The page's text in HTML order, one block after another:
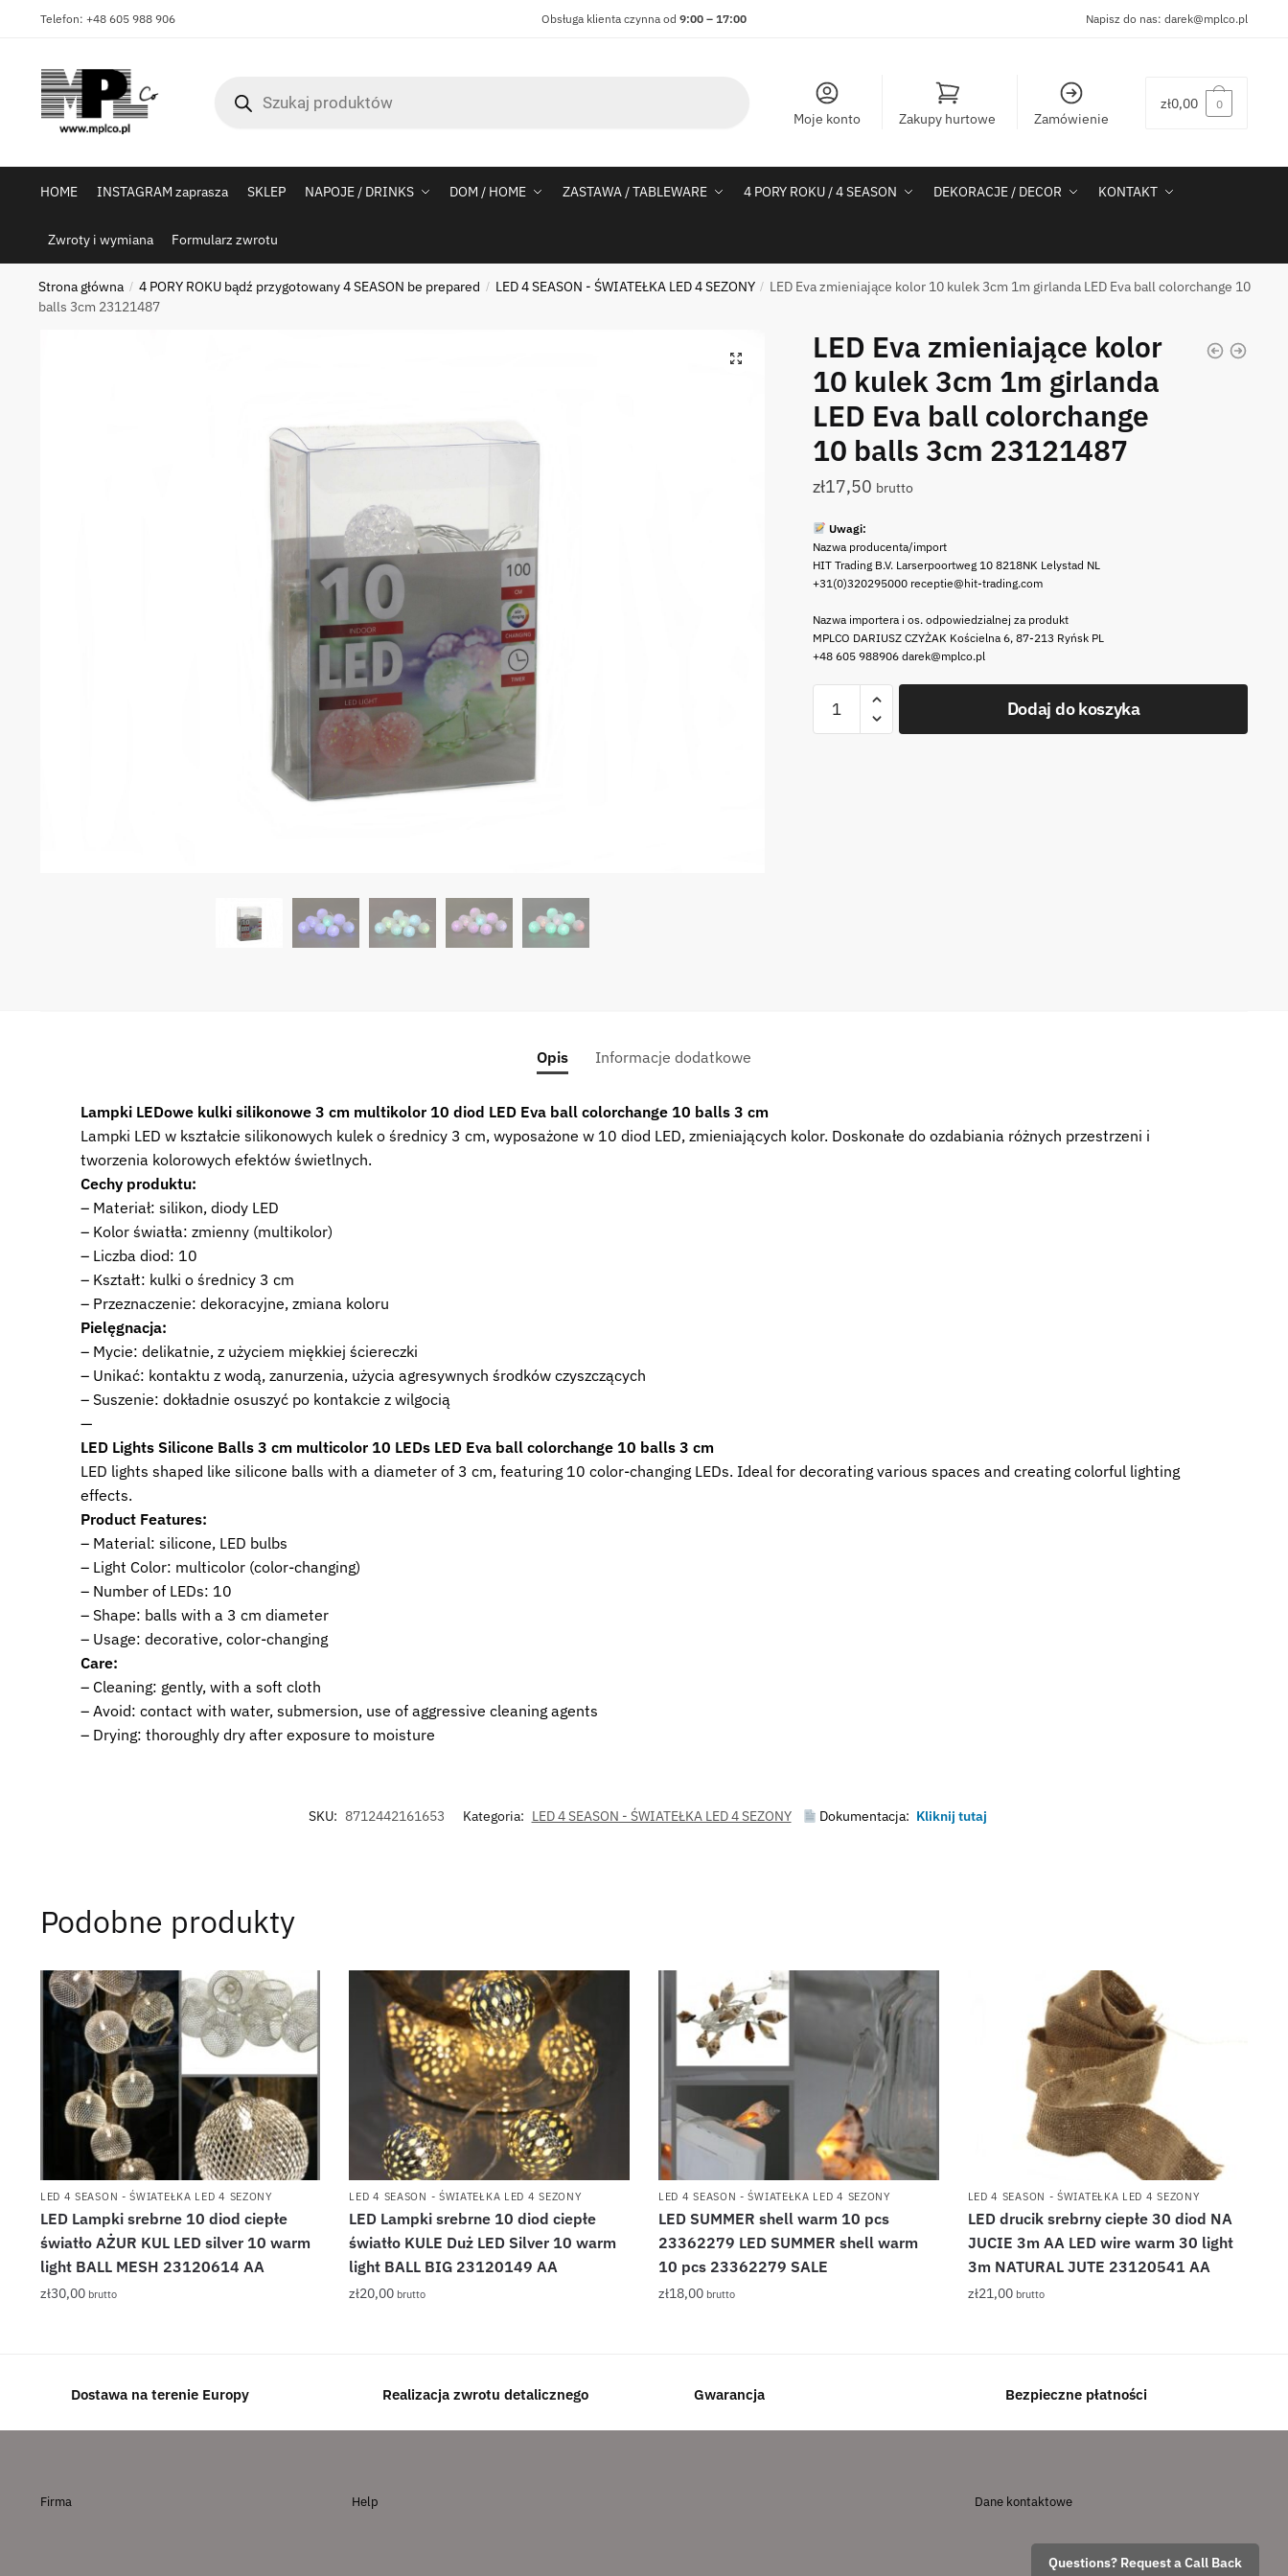
Telefon: +48 605 988 906 Obsługa klienta czynna od 9:00 – 17:00 Napisz do nas:darek@mplco.pl
produktów
Moje konto Zakupy hurtowe Zamówienie
zł0,00 0
HOME INSTAGRAM zaprasza SKLEP NAPOJE / DRINKS DOM / HOME ZASTAWA / TABLEWARE 4 PORY ROKU / 4 SEASON DEKORACJE / DECOR KONTAKT
Zwroty i wymiana Formularz zwrotu
Strona główna / 4 PORY ROKU bądź przygotowany 4 SEASON be prepared / LED 4 SEASON - ŚWIATEŁKA LED 4 SEZONY / LED Eva zmieniające kolor 10 kulek 3cm 1m girlanda LED Eva ball colorchange 10
balls 3cm 23121487
LED Eva zmieniające kolor
10 kulek 3cm 1m girlanda
LED Eva ball colorchange
10 balls 3cm 23121487
zł17,50 brutto
Uwagi:
Nazwa producenta/import
HIT Trading B.V. Larserpoortweg 10 8218NK Lelystad NL
+31(0)320295000 receptie@hit-trading.com
Nazwa importera i os. odpowiedzialnej za produkt
MPLCO DARIUSZ CZYŻAK Kościelna 6, 87-213 Ryńsk PL
+48 605 988906 darek@mplco.pl
LED
Dodaj do koszyka
Questions? Request a Call Back
Opis Informacje dodatkowe
Lampki LEDowe kulki silikonowe 3 cm multikolor 10 diod LED Eva ball colorchange 10 balls 3 cm
Lampki LED w kształcie silikonowych kulek o średnicy 3 cm, wyposażone w 10 diod LED, zmieniających kolor. Doskonałe do ozdabiania różnych przestrzeni i
tworzenia kolorowych efektów świetlnych.
Cechy produktu:
– Materiał: silikon, diody LED
– Kolor światła: zmienny (multikolor)
– Liczba diod: 10
– Kształt: kulki o średnicy 3 cm
– Przeznaczenie: dekoracyjne, zmiana koloru
Pielęgnacja:
– Mycie: delikatnie, z użyciem miękkiej ściereczki
– Unikać: kontaktu z wodą, zanurzenia, użycia agresywnych środków czyszczących
– Suszenie: dokładnie osuszyć po kontakcie z wilgocią
—
LED Lights Silicone Balls 3 cm multicolor 10 LEDs LED Eva ball colorchange 10 balls 3 cm
LED lights shaped like silicone balls with a diameter of 3 cm, featuring 10 color-changing LEDs. Ideal for decorating various spaces and creating colorful lighting
effects.
Product Features:
– Material: silicone, LED bulbs
– Light Color: multicolor (color-changing)
– Number of LEDs: 10
– Shape: balls with a 3 cm diameter
– Usage: decorative, color-changing
Care:
– Cleaning: gently, with a soft cloth
– Avoid: contact with water, submersion, use of aggressive cleaning agents
– Drying: thoroughly dry after exposure to moisture
SKU: 8712442161653 Kategoria: LED 4 SEASON - ŚWIATEŁKA LED 4 SEZONY Dokumentacja: Kliknij tutaj
Podobne produkty
LED 4 SEASON - ŚWIATEŁKA LED 4 SEZONY
LED Lampki srebrne 10 diod ciepłe
światło AŻUR KUL LED silver 10 warm
light BALL MESH 23120614 AA
zł30,00 brutto
LED 4 SEASON - ŚWIATEŁKA LED 4 SEZONY
LED Lampki srebrne 10 diod ciepłe
światło KULE Duż LED Silver 10 warm
light BALL BIG 23120149 AA
zł20,00 brutto
LED 4 SEASON - ŚWIATEŁKA LED 4 SEZONY
LED SUMMER shell warm 10 pcs
23362279 LED SUMMER shell warm
10 pcs 23362279 SALE
zł18,00 brutto
LED 4 SEASON - ŚWIATEŁKA LED 4 SEZONY
LED drucik srebrny ciepłe 30 diod NA
JUCIE 3m AA LED wire warm 30 light
3m NATURAL JUTE 23120541 AA
zł21,00 brutto
Dostawa na terenie Europy Realizacja zwrotu detalicznego Gwarancja Bezpieczne płatności
Firma Help Dane kontaktowe